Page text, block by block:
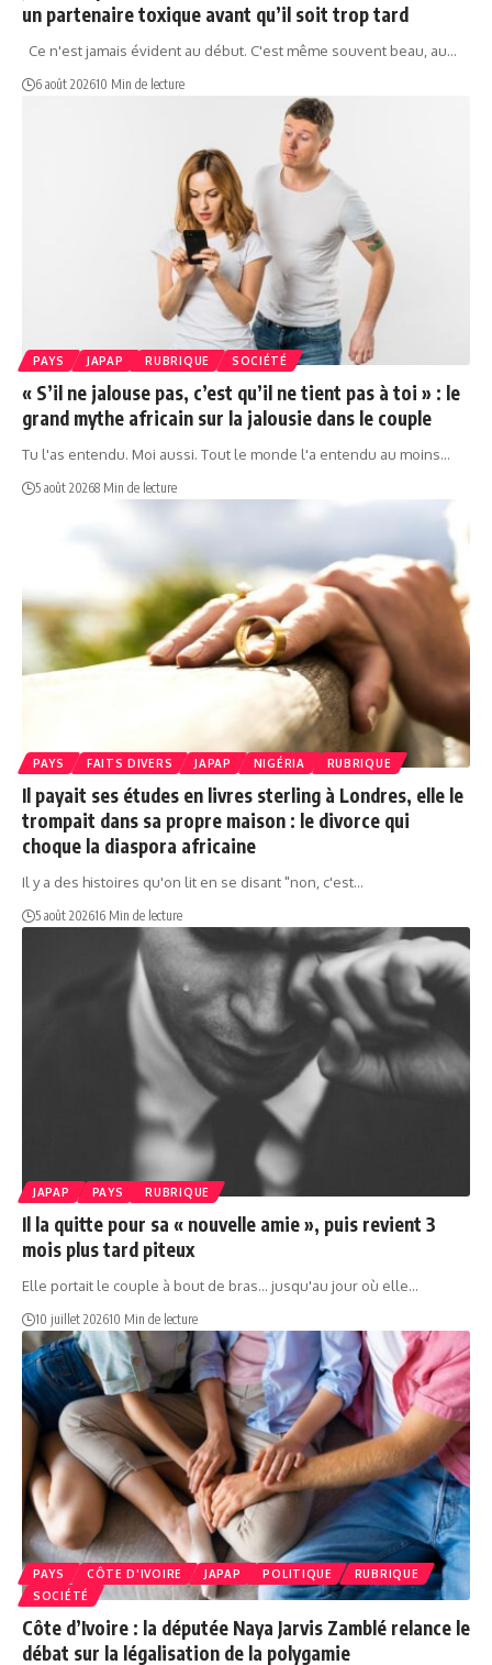
un partenaire toxique avant qu’il soit trop tard
Ce n'est jamais évident au début. C'est même souvent beau, au…
6 août 202610 Min de lecture
PAYS JAPAP RUBRIQUE SOCIÉTÉ
« S’il ne jalouse pas, c’est qu’il ne tient pas à toi » : le
grand mythe africain sur la jalousie dans le couple
Tu l'as entendu. Moi aussi. Tout le monde l'a entendu au moins…
5 août 20268 Min de lecture
PAYS FAITS DIVERS JAPAP NIGÉRIA RUBRIQUE
Il payait ses études en livres sterling à Londres, elle le
trompait dans sa propre maison : le divorce qui
choque la diaspora africaine
Il y a des histoires qu'on lit en se disant "non, c'est…
5 août 202616 Min de lecture
JAPAP PAYS RUBRIQUE
Il la quitte pour sa « nouvelle amie », puis revient 3
mois plus tard piteux
Elle portait le couple à bout de bras... jusqu'au jour où elle…
10 juillet 202610 Min de lecture
PAYS CÔTE D'IVOIRE JAPAP POLITIQUE
RUBRIQUE
SOCIÉTÉ
Côte d’Ivoire : la députée Naya Jarvis Zamblé relance le
débat sur la légalisation de la polygamie